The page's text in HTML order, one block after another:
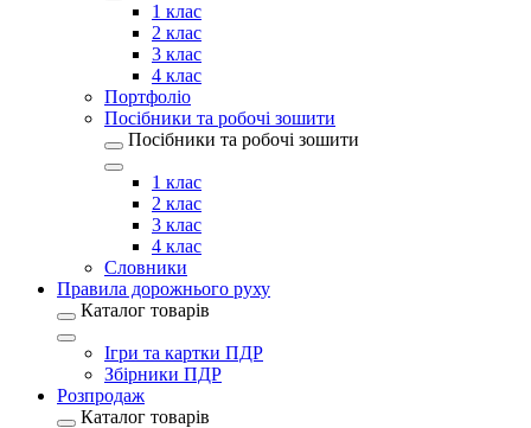
1 клас
2 клас
3 клас
4 клас
Портфоліо
Посібники та робочі зошити
Посібники та робочі зошити
1 клас
2 клас
3 клас
4 клас
Словники
Правила дорожнього руху
Каталог товарів
Ігри та картки ПДР
Збірники ПДР
Розпродаж
Каталог товарів